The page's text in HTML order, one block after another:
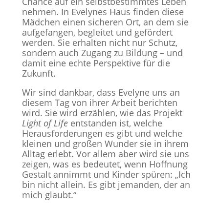
nehmen. In Evelynes Haus finden diese
Mädchen einen sicheren Ort, an dem sie
aufgefangen, begleitet und gefördert
werden. Sie erhalten nicht nur Schutz,
sondern auch Zugang zu Bildung – und
damit eine echte Perspektive für die
Zukunft.
Wir sind dankbar, dass Evelyne uns an
diesem Tag von ihrer Arbeit berichten
wird. Sie wird erzählen, wie das Projekt
Light of Lifeentstanden ist, welche
Herausforderungen es gibt und welche
kleinen und großen Wunder sie in ihrem
Alltag erlebt. Vor allem aber wird sie uns
zeigen, was es bedeutet, wenn Hoffnung
Gestalt annimmt und Kinder spüren: „Ich
bin nicht allein. Es gibt jemanden, der an
mich glaubt.“